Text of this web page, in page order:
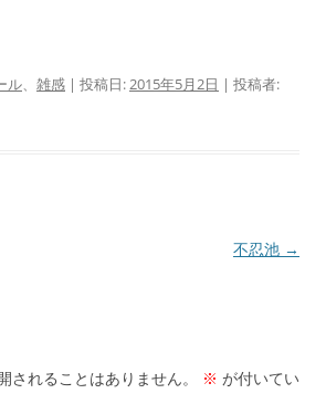
ル、 雑感 | 投稿日:2015年5月2日 | 投稿者:
不忍池 →
されることはありません。 ※ が付いてい